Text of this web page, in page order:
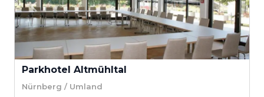
Parkhotel Altmühltal
Nürnberg / Umland